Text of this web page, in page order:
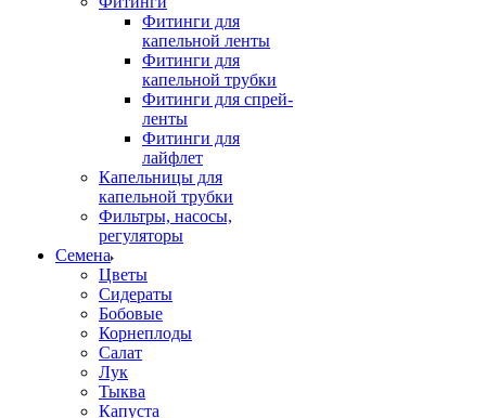
Фитинги для
капельной ленты
Фитинги для
капельной трубки
Фитинги для спрей-
ленты
Фитинги для
лайфлет
Капельницы для
капельной трубки
Фильтры, насосы,
регуляторы
Семена
Цветы
Сидераты
Бобовые
Корнеплоды
Салат
Лук
Тыква
Капуста